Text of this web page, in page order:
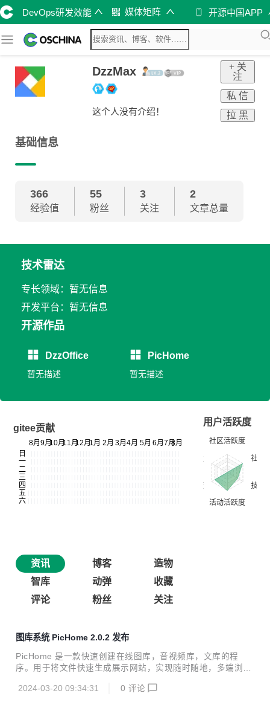
DevOps研发效能 媒体矩阵 开源中国APP
DzzMax
这个人没有介绍！
+ 关
注
私 信
拉 黑
基础信息
366
经验值
55
粉丝
3
关注
2
文章总量
技术雷达
专长领域：暂无信息
开发平台：暂无信息
开源作品
DzzOffice
暂无描述
PicHome
暂无描述
gitee贡献
用户活跃度
资讯 博客
造物
智库
动弹
收藏
评论
粉丝 关注
图库系统 PicHome 2.0.2 发布
PicHome 是一款快速创建在线图库，音视频库，文库的程
序。用于将文件快速生成展示网站，实现随时随地，多端浏
录，自动根据目录结构生成展示网站。支持添加颜色，标签，
2024-03-20 09:34:31 0 评论